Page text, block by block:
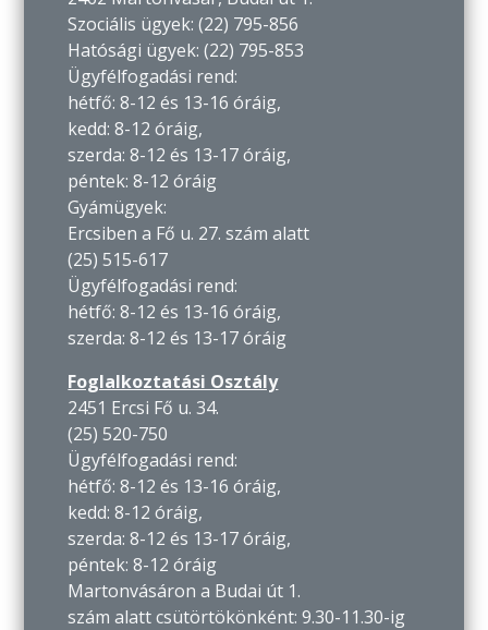
Szociális ügyek: (22) 795-856
Hatósági ügyek: (22) 795-853
Ügyfélfogadási rend:
hétfő: 8-12 és 13-16 óráig,
kedd: 8-12 óráig,
szerda: 8-12 és 13-17 óráig,
péntek: 8-12 óráig
Gyámügyek:
Ercsiben a Fő u. 27. szám alatt
(25) 515-617
Ügyfélfogadási rend:
hétfő: 8-12 és 13-16 óráig,
szerda: 8-12 és 13-17 óráig
Foglalkoztatási Osztály
2451 Ercsi Fő u. 34.
(25) 520-750
Ügyfélfogadási rend:
hétfő: 8-12 és 13-16 óráig,
kedd: 8-12 óráig,
szerda: 8-12 és 13-17 óráig,
péntek: 8-12 óráig
Martonvásáron a Budai út 1.
szám alatt csütörtökönként: 9.30-11.30-ig